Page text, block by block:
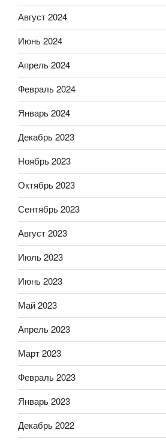
Август 2024
Июнь 2024
Апрель 2024
Февраль 2024
Январь 2024
Декабрь 2023
Ноябрь 2023
Октябрь 2023
Сентябрь 2023
Август 2023
Июль 2023
Июнь 2023
Май 2023
Апрель 2023
Март 2023
Февраль 2023
Январь 2023
Декабрь 2022